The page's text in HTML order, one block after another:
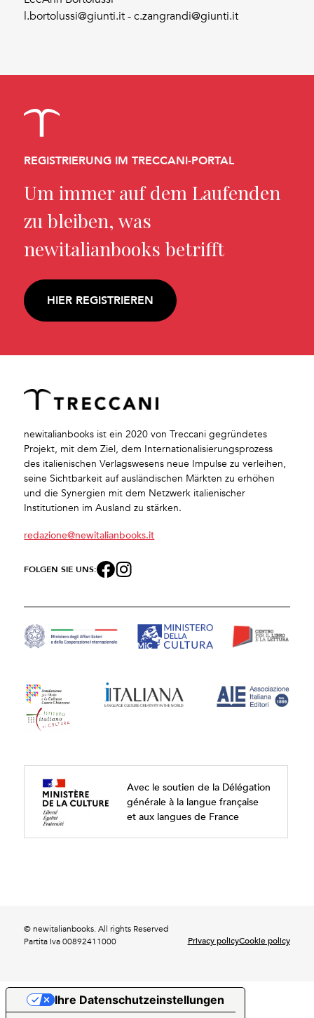
l.bortolussi@giunti.it - c.zangrandi@giunti.it
REGISTRIERUNG IM TRECCANI-PORTAL
Um immer auf dem Laufenden
zu bleiben, was
newitalianbooks betrifft
HIER REGISTRIEREN
newitalianbooks ist ein 2020 von Treccani gegründetes
Projekt, mit dem Ziel, dem Internationalisierungsprozess
des italienischen Verlagswesens neue Impulse zu verleihen,
seine Sichtbarkeit auf ausländischen Märkten zu erhöhen
und die Synergien mit dem Netzwerk italienischer
Institutionen im Ausland zu stärken.
redazione@newitalianbooks.it
FOLGEN SIE UNS:
Avec le soutien de la Délégation
générale à la langue française
et aux langues de France
© newitalianbooks. All rights Reserved
Partita Iva 00892411000
Privacy policyCookie policy
Ihre Datenschutzeinstellungen